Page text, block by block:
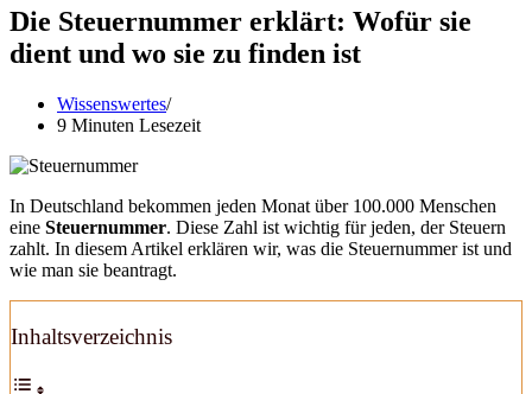
Die Steuernummer erklärt: Wofür sie
dient und wo sie zu finden ist
Wissenswertes
9 Minuten Lesezeit
In Deutschland bekommen jeden Monat über 100.000 Menschen
eine Steuernummer. Diese Zahl ist wichtig für jeden, der Steuern
zahlt. In diesem Artikel erklären wir, was die Steuernummer ist und
wie man sie beantragt.
Inhaltsverzeichnis